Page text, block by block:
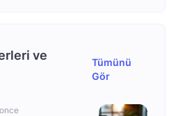
ve
Tümünü
Gör